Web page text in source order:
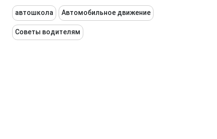
автошкола Автомобильное движение
Советы водителям